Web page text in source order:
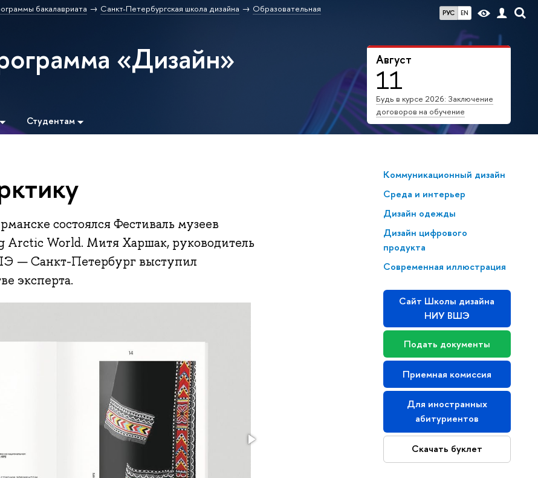
РУС EN
бакалавриата Санкт-Петербургская школа дизайна
Образовательная
Август
11
Будь в курсе 2026: Заключение
договоров на обучение
«Дизайн»
Студентам
Коммуникационный дизайн
Среда и интерьер
Дизайн одежды
Дизайн цифрового
продукта
Современная иллюстрация
Сайт Школы дизайна
НИУ ВШЭ
Подать документы
Приемная комиссия
Для иностранных
абитуриентов
Скачать буклет
состоялся Фестиваль музеев
Arctic World. Митя Харшак, руководитель
— Санкт-Петербург выступил
эксперта.